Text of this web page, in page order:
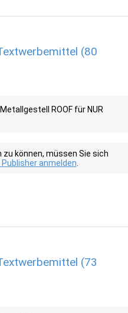
(80
ROOF für NUR
können, müssen Sie sich
Publisher anmelden
(73